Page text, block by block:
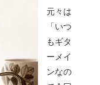
元々は
「いつ
もギタ
ーメイ
ンなの